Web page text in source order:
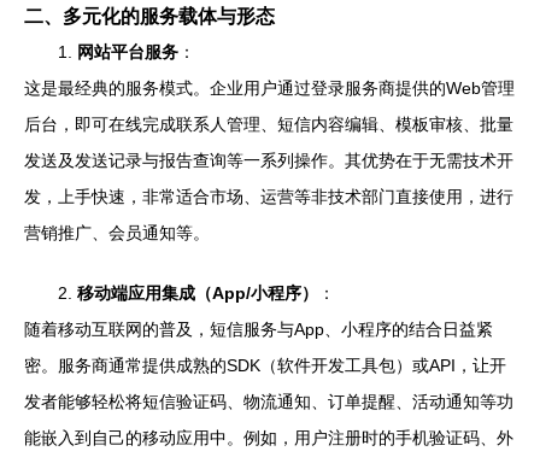
二、多元化的服务载体与形态
1. 网站平台服务 ：
这是最经典的服务模式。企业用户通过登录服务商提供的Web管理
后台，即可在线完成联系人管理、短信内容编辑、模板审核、批量
发送及发送记录与报告查询等一系列操作。其优势在于无需技术开
发，上手快速，非常适合市场、运营等非技术部门直接使用，进行
营销推广、会员通知等。
2. 移动端应用集成（App/小程序）
：
随着移动互联网的普及，短信服务与App、小程序的结合日益紧
密。服务商通常提供成熟的SDK（软件开发工具包）或API，让开
发者能够轻松将短信验证码、物流通知、订单提醒、活动通知等功
能嵌入到自己的移动应用中。例如，用户注册时的手机验证码、外